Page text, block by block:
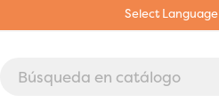
Select Language